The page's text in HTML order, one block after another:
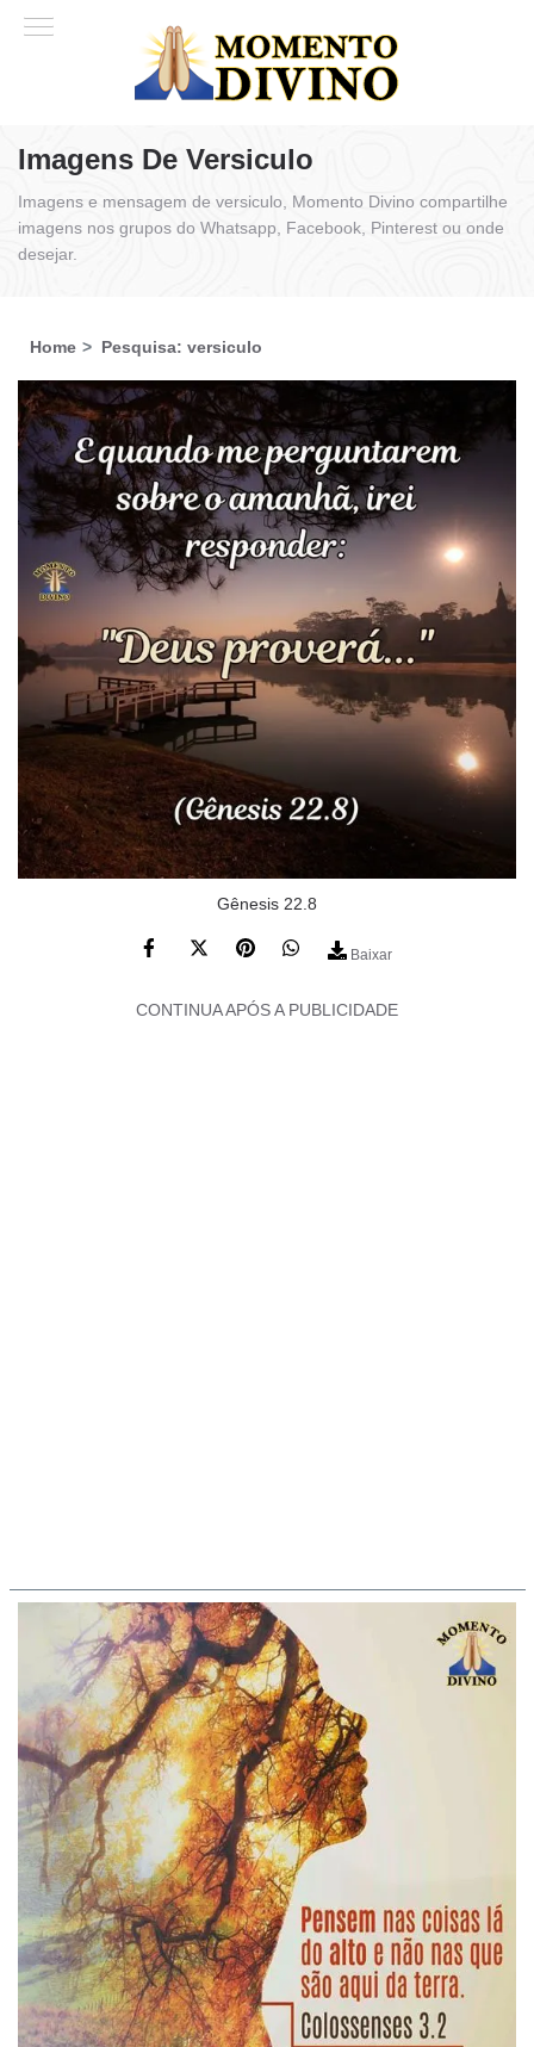
Imagens De Versiculo
Imagens e mensagem de versiculo, Momento Divino compartilhe
imagens nos grupos do Whatsapp, Facebook, Pinterest ou onde
desejar.
Home Pesquisa: versiculo
Gênesis 22.8
Baixar
CONTINUA APÓS A PUBLICIDADE